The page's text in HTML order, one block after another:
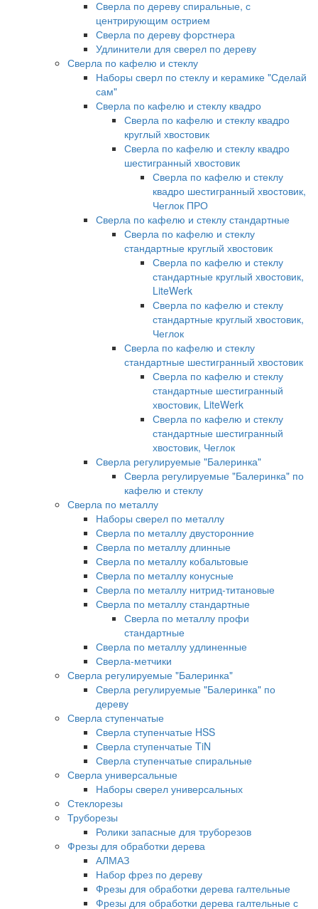
Сверла по дереву спиральные, с
центрирующим острием
Сверла по дереву форстнера
Удлинители для сверел по дереву
Сверла по кафелю и стеклу
Наборы сверл по стеклу и керамике "Сделай
сам"
Сверла по кафелю и стеклу квадро
Сверла по кафелю и стеклу квадро
круглый хвостовик
Сверла по кафелю и стеклу квадро
шестигранный хвостовик
Сверла по кафелю и стеклу
квадро шестигранный хвостовик,
Чеглок ПРО
Сверла по кафелю и стеклу стандартные
Сверла по кафелю и стеклу
стандартные круглый хвостовик
Сверла по кафелю и стеклу
стандартные круглый хвостовик,
LiteWerk
Сверла по кафелю и стеклу
стандартные круглый хвостовик,
Чеглок
Сверла по кафелю и стеклу
стандартные шестигранный хвостовик
Сверла по кафелю и стеклу
стандартные шестигранный
хвостовик, LiteWerk
Сверла по кафелю и стеклу
стандартные шестигранный
хвостовик, Чеглок
Сверла регулируемые "Балеринка"
Сверла регулируемые "Балеринка" по
кафелю и стеклу
Сверла по металлу
Наборы сверел по металлу
Сверла по металлу двусторонние
Сверла по металлу длинные
Сверла по металлу кобальтовые
Сверла по металлу конусные
Сверла по металлу нитрид-титановые
Сверла по металлу стандартные
Сверла по металлу профи
стандартные
Сверла по металлу удлиненные
Сверла-метчики
Сверла регулируемые "Балеринка"
Сверла регулируемые "Балеринка" по
дереву
Сверла ступенчатые
Сверла ступенчатые HSS
Сверла ступенчатые TiN
Сверла ступенчатые спиральные
Сверла универсальные
Наборы сверел универсальных
Стеклорезы
Труборезы
Ролики запасные для труборезов
Фрезы для обработки дерева
АЛМАЗ
Набор фрез по дереву
Фрезы для обработки дерева галтельные
Фрезы для обработки дерева галтельные с